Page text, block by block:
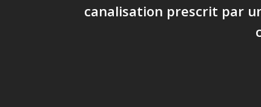
canalisation prescrit par